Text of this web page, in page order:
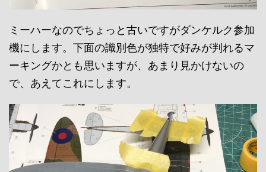
ミーハーなのでちょっと古いですがダンケルク参加
機にします。下面の識別色が独特で好みが判れるマ
ーキングかとも思いますが、あまり見かけないの
で、あえてこれにします。